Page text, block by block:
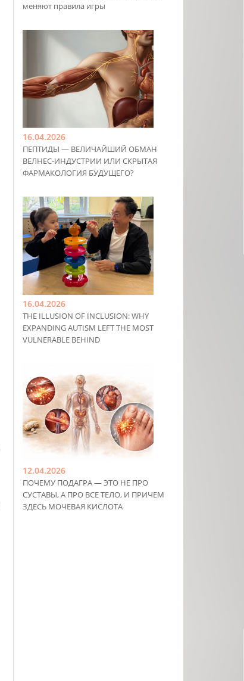
меняют правила игры
16.04.2026
ПЕПТИДЫ — ВЕЛИЧАЙШИЙ ОБМАН
ВЕЛНЕС-ИНДУСТРИИ ИЛИ СКРЫТАЯ
ФАРМАКОЛОГИЯ БУДУЩЕГО?
16.04.2026
THE ILLUSION OF INCLUSION: WHY
EXPANDING AUTISM LEFT THE MOST
VULNERABLE BEHIND
12.04.2026
ПОЧЕМУ ПОДАГРА — ЭТО НЕ ПРО
СУСТАВЫ, А ПРО ВСЕ ТЕЛО, И ПРИЧЕМ
ЗДЕСЬ МОЧЕВАЯ КИСЛОТА